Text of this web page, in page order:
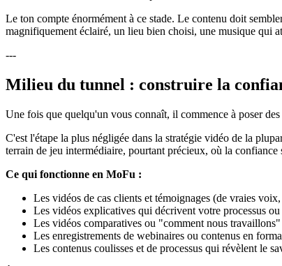
Le ton compte énormément à ce stade. Le contenu doit
magnifiquement éclairé, un lieu bien choisi, une musique qui
---
Milieu du tunnel : construire la
Une fois que quelqu'un vous connaît, il commence à poser
C'est l'étape la plus négligée dans la stratégie vidéo de la
terrain de jeu intermédiaire, pourtant précieux, où la confiance
Ce qui fonctionne en MoFu :
Les vidéos de cas clients et témoignages (de vraies
Les vidéos explicatives qui décrivent votre processus
Les vidéos comparatives ou "comment nous
Les enregistrements de webinaires ou contenus en
Les contenus coulisses et de processus qui révèlent le